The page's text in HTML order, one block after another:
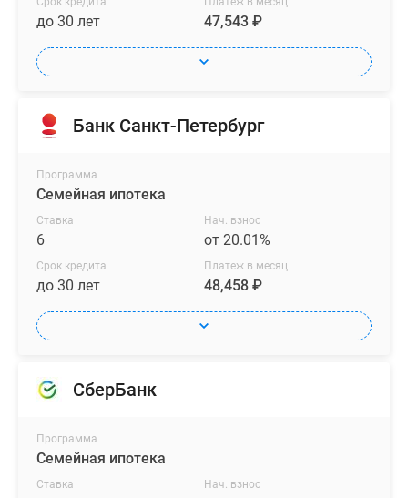
до 30 лет 47,543 ₽
Банк Санкт-Петербург
Программа
Семейная ипотека
Ставка
6
Нач. взнос
от 20.01%
Срок кредита
до 30 лет
Платеж в месяц
48,458 ₽
СберБанк
Программа
Семейная ипотека
Ставка Нач. взнос